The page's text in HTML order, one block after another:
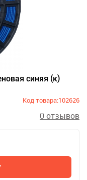
синяя (к)
Код товара:102626
0 отзывов